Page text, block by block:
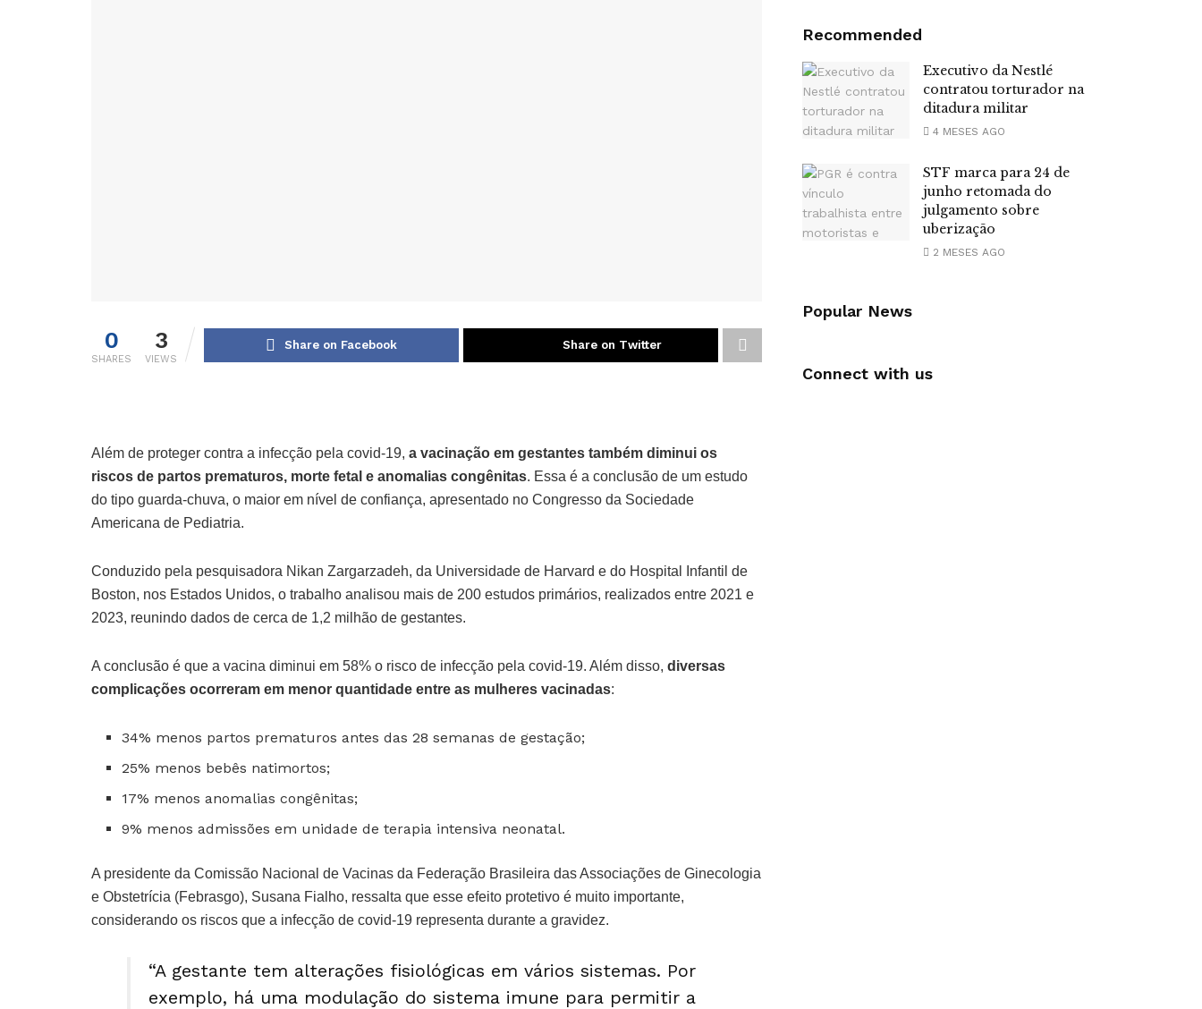
0
SHARES
3
VIEWS
Share on Facebook Share on Twitter
Além de proteger contra a infecção pela covid-19, a vacinação em gestantes também diminui os
riscos de partos prematuros, morte fetal e anomalias congênitas. Essa é a conclusão de um estudo
do tipo guarda-chuva, o maior em nível de confiança, apresentado no Congresso da Sociedade
Americana de Pediatria.
Conduzido pela pesquisadora Nikan Zargarzadeh, da Universidade de Harvard e do Hospital Infantil de
Boston, nos Estados Unidos, o trabalho analisou mais de 200 estudos primários, realizados entre 2021 e
2023, reunindo dados de cerca de 1,2 milhão de gestantes.
A conclusão é que a vacina diminui em 58% o risco de infecção pela covid-19. Além disso, diversas
complicações ocorreram em menor quantidade entre as mulheres vacinadas:
34% menos partos prematuros antes das 28 semanas de gestação;
25% menos bebês natimortos;
17% menos anomalias congênitas;
9% menos admissões em unidade de terapia intensiva neonatal.
A presidente da Comissão Nacional de Vacinas da Federação Brasileira das Associações de Ginecologia
e Obstetrícia (Febrasgo), Susana Fialho, ressalta que esse efeito protetivo é muito importante,
considerando os riscos que a infecção de covid-19 representa durante a gravidez.
“A gestante tem alterações fisiológicas em vários sistemas. Por
exemplo, há uma modulação do sistema imune para permitir a
Recommended
Executivo da Nestlé
contratou torturador na
ditadura militar
4 MESES AGO
STF marca para 24 de
junho retomada do
julgamento sobre
uberização
2 MESES AGO
Popular News
Connect with us